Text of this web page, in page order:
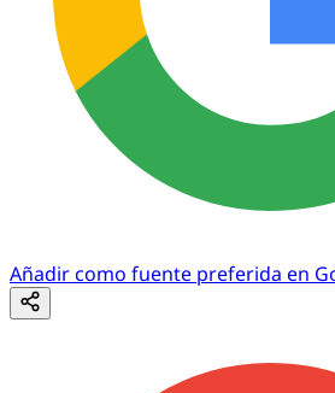
Añadir como fuente preferida en